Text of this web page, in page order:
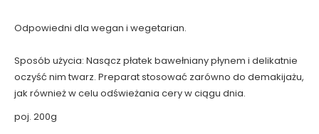
Odpowiedni dla wegan i wegetarian.
Sposób użycia: Nasącz płatek bawełniany płynem i delikatnie
oczyść nim twarz. Preparat stosować zarówno do demakijażu,
jak również w celu odświeżania cery w ciągu dnia.
poj. 200g